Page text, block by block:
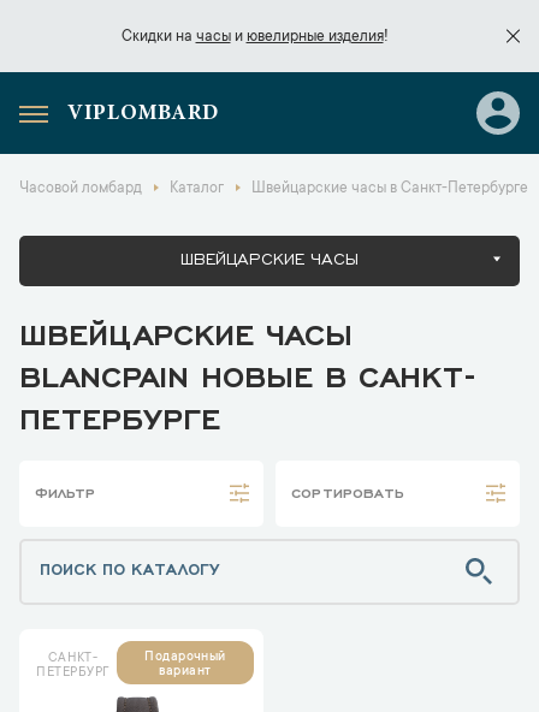
Скидки на часыи ювелирные изделия!
Скидки начасы
VIPLOMBARD
Часовой ломбард Каталог Швейцарские часы в Санкт-Петербурге
ШВЕЙЦАРСКИЕ ЧАСЫ
ШВЕЙЦАРСКИЕ ЧАСЫ
BLANCPAIN НОВЫЕ В САНКТ-
ПЕТЕРБУРГЕ
ФИЛЬТР СОРТИРОВАТЬ
САНКТ-
ПЕТЕРБУРГ
Подарочный
вариант